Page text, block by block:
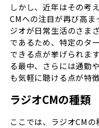
しかし、近年はその考
CMへの注目が再び高ま
ジオが日常生活のさま
であるため、特定のタ
できる点が挙げられま
る最中、さらには通勤
も気軽に聴ける点が特徴
ラジオCMの種類
ここでは、ラジオCMの